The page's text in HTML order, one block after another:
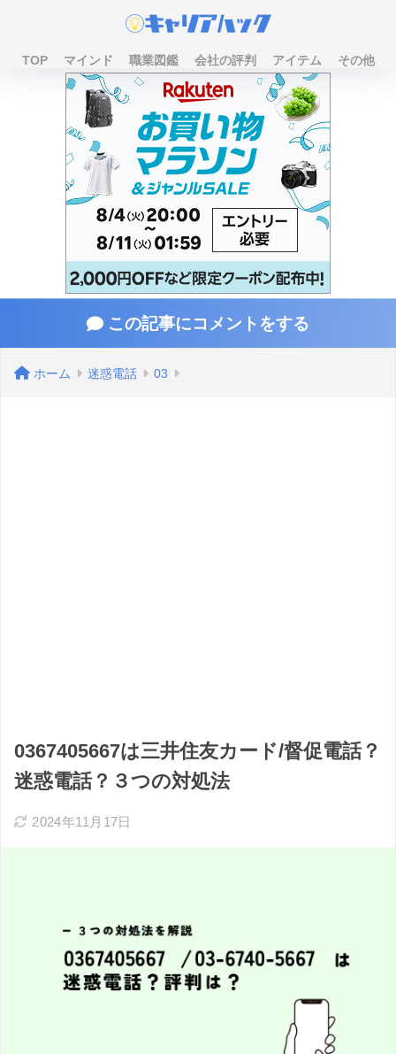
TOP マインド 職業図鑑 会社の評判 アイテム その他
この記事にコメントをする
ホーム 迷惑電話 03
0367405667は三井住友カード/督促電話？
迷惑電話？３つの対処法
2024年11月17日